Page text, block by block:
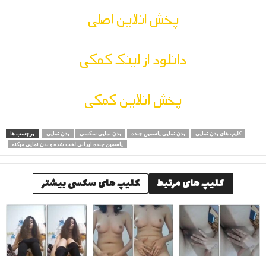
پخش انلاین اصلی
دانلود از لینک کمکی
پخش انلاین کمکی
برچسب ها بدن نمایی بدن نمایی سکسی بدن نمایی یاسمین جنده
کلیپ های بدن نمایی
یاسمین جنده ایرانی لخت شده و بدن نمایی میکنه
کلیپ های مرتبط کلیپ های سکسی بیشتر